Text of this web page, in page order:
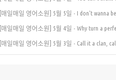
[매일매일 영어소원] 5월 5일 - I don't wanna be
[매일매일 영어소원] 5월 4일 - Why turn a
[매일매일 영어소원] 5월 3일 - Call it a clan,